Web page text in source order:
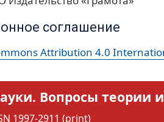
соглашение
Attribution 4.0
Вопросы теории
1997-2911 (print)